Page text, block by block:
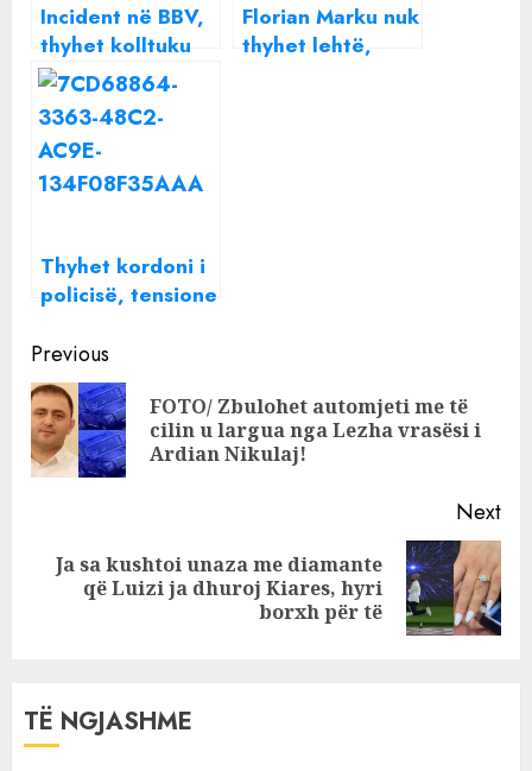
Incident në BBV,
thyhet kolltuku
në transmetim
Florian Marku nuk
thyhet lehtë,
Thyhet kordoni i
policisë, tensione
protestës,
tërhiqe zvarrë
qytetari
Continue
Reading
Previous
FOTO/ Zbulohet automjeti me të
cilin u largua nga Lezha vrasësi i
Ardian Nikulaj!
Next
Next
Ja sa kushtoi unaza me diamante
që Luizi ja dhuroj Kiares, hyri
borxh për të
TË NGJASHME